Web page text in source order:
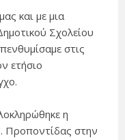
και με μια
Σχολείου
στις
ετήσιο
η
Προποντίδας στην